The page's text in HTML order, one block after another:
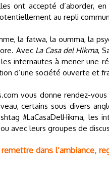
ont accepté d’aborder,
au repli
la fatwa, la oumma, la
Avec La Casa del Hikma,
internautes à mener une
d’une société ouverte et
vous donne rendez-
certains sous divers
#LaCasaDelHikma, les
avec leurs groupes de
dans l’ambiance,